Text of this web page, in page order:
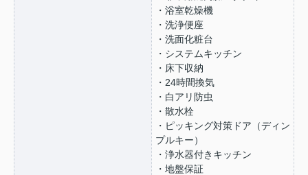
・浴室乾燥機
・洗浄便座
・洗面化粧台
・システムキッチン
・床下収納
・24時間換気
・白アリ防虫
・散水栓
・ピッキング対策ドア（ディン
プルキー）
・浄水器付きキッチン
・地盤保証